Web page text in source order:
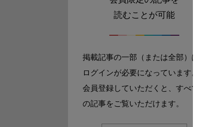
読むことが可能
掲載記事の一部（または全部）は
ログインが必要になっています。
会員登録していただくと、すべて
の記事をご覧いただけます。